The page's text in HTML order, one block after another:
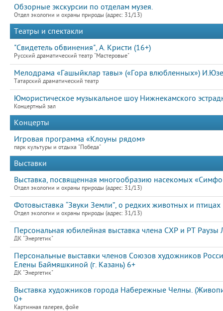
Обзорные экскурсии по отделам музея.
Отдел экологии и охраны природы (адрес: 31/13)
Театры и спектакли
"Свидетель обвинения", А. Кристи (16+)
Русский драматический театр "Мастеровые"
Мелодрама «Гашыйклар тавы» («Гора влюбленных»)
Татарский драматический театр
Юмористическое музыкальное шоу Нижнекамского
Концертный зал
Концерты
Игровая программа «Клоуны рядом»
парк культуры и отдыха "Победа"
Выставки
Выставка, посвященная многообразию насекомых
Отдел экологии и охраны природы (адрес: 31/13)
Фотовыставка “Звуки Земли”, о редких животных и
Отдел экологии и охраны природы (адрес: 31/13)
Персональная юбилейная выставка члена СХР и РТ
ДК "Энергетик"
Персональные выставки членов Союзов художников
Елены Баймяшкиной (г. Казань) 6+
ДК "Энергетик"
Выставка художников города Набережные Челны.
0+
Картинная галерея, фойе